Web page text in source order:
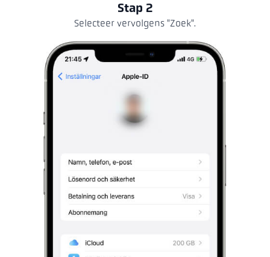
Stap 2
Selecteer vervolgens "Zoek".